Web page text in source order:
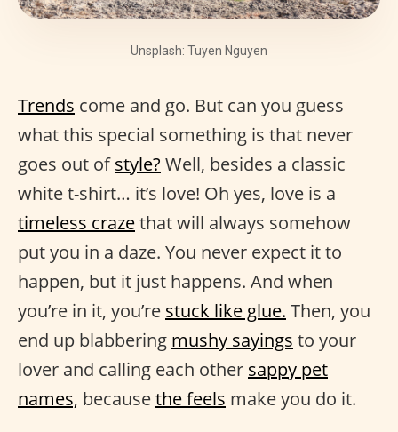
Unsplash: Tuyen Nguyen
Trends come and go. But can you guess
what this special something is that never
goes out ofstyle? Well, besides a classic
white t-shirt… it’s love! Oh yes, love is a
timeless crazethat will always somehow
put you in a daze. You never expect it to
happen, but it just happens. And when
you’re in it, you’re stuck like glue. Then, you
end up blabbering mushy sayings to your
lover and calling each other sappy pet
names, becausethe feels make you do it.